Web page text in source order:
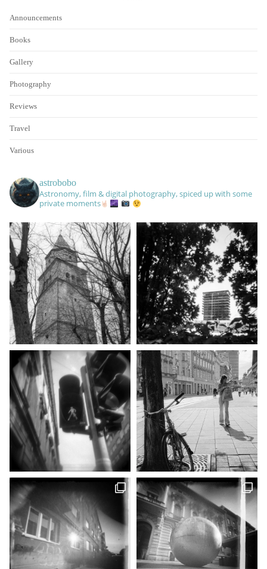
Announcements
Books
Gallery
Photography
Reviews
Travel
Various
astrobobo
Astronomy, film & digital photography, spiced up with some
private moments